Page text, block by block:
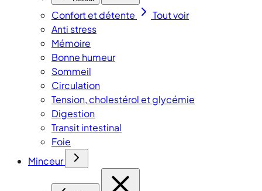
Confort et détente
Tout voir
Anti stress
Mémoire
Bonne humeur
Sommeil
Circulation
Tension, cholestérol et glycémie
Digestion
Transit intestinal
Foie
Minceur